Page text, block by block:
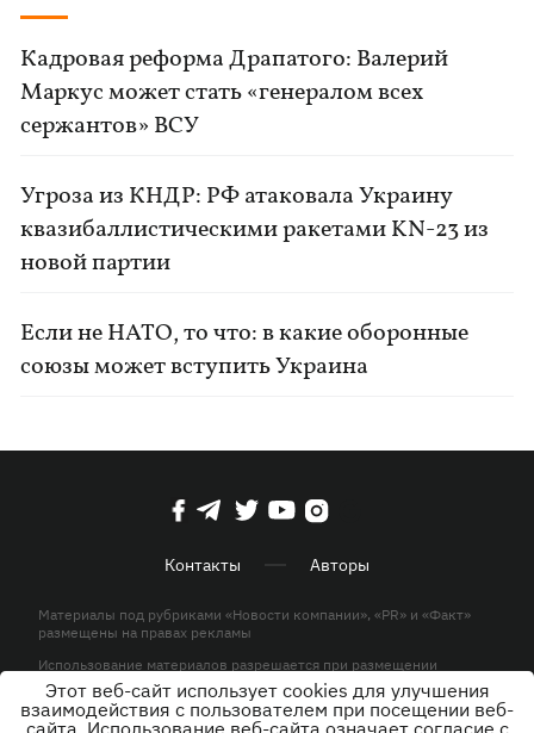
Кадровая реформа Драпатого: Валерий
Маркус может стать «генералом всех
сержантов» ВСУ
Угроза из КНДР: РФ атаковала Украину
квазибаллистическими ракетами KN-23 из
новой партии
Если не НАТО, то что: в какие оборонные
союзы может вступить Украина
Контакты Авторы
Материалы под рубриками «Новости компании», «PR» и «Факт»
размещены на правах рекламы
Использование материалов разрешается при размещении
активной гиперссылки на KP.UA в первом абзаце.
© ООО «ЮЛАВ МЕДИА»,2026. Все права защищены.
Этот веб-сайт использует cookies для улучшения
взаимодействия с пользователем при посещении веб-
сайта. Использование веб-сайта означает согласие с